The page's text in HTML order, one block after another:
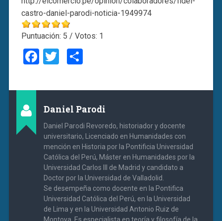
castro-daniel-parodi-noticia-1949974
Puntuación: 5 / Votos: 1
Facebook
TwitterCompartir
Daniel Parodi
Daniel Parodi Revoredo, historiador y docente
universitario, Licenciado en Humanidades con
mención en Historia por la Pontificia Universidad
Católica del Perú, Máster en Humanidades por la
Universidad Carlos III de Madrid y candidato a
Doctor por la Universidad de Valladolid.
Se desempeña como docente en la Pontifica
Universidad Católica del Perú, en la Universidad
de Lima y en la Universidad Antonio Ruiz de
Montoya. Es especialista en teoría y filosofía de la